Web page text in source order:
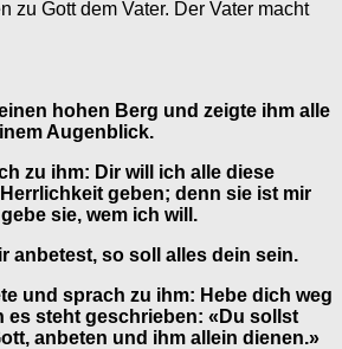
zu Gott dem Vater. Der Vater macht
hohen Berg und zeigte ihm alle
Augenblick.
zu ihm: Dir will ich alle diese
geben; denn sie ist mir
sie, wem ich will.
anbetest, so soll alles dein sein.
und sprach zu ihm: Hebe dich weg
es steht geschrieben: «Du sollst
anbeten und ihm allein dienen.»